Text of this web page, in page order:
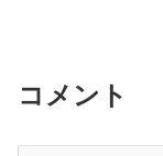
コメント